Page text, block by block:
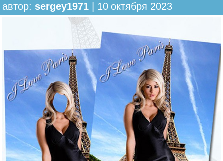
автор: sergey1971 | 10 октября 2023